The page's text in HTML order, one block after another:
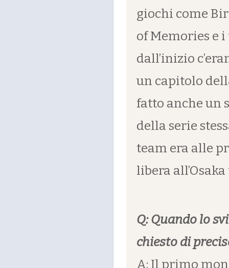
giochi come
of Memories e
dall’inizio
un capitolo
fatto anche un
della serie
team era alle
libera
Q: Quando lo
chiesto di
A: Il primo